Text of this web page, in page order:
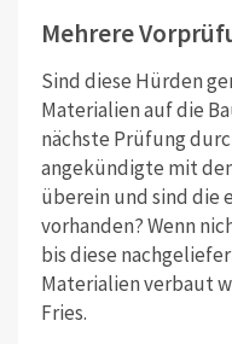
Mehrere
Sind diese Hürden
Materialien auf die
nächste Prüfung
angekündigte mit
überein und sind die
vorhanden? Wenn
bis diese
Materialien verbaut
Fries.